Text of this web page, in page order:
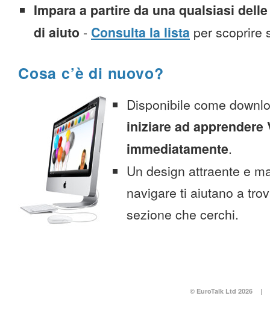
Impara a partire da una qualsiasi
di aiuto - Consulta la lista per scoprire
Cosa c’è di nuovo?
Disponibile come
iniziare ad apprendere
immediatamente.
Un design attraente e
navigare ti aiutano a
sezione che cerchi.
© EuroTalk Ltd 2026 |